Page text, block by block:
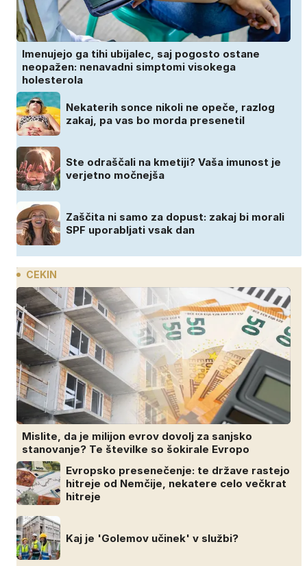
Imenujejo ga tihi ubijalec, saj pogosto ostane
neopažen: nenavadni simptomi visokega
holesterola
Nekaterih sonce nikoli ne opeče, razlog
zakaj, pa vas bo morda presenetil
Ste odraščali na kmetiji? Vaša imunost je
verjetno močnejša
Zaščita ni samo za dopust: zakaj bi morali
SPF uporabljati vsak dan
CEKIN
Mislite, da je milijon evrov dovolj za sanjsko
stanovanje? Te številke so šokirale Evropo
Evropsko presenečenje: te države rastejo
hitreje od Nemčije, nekatere celo večkrat
hitreje
Kaj je 'Golemov učinek' v službi?